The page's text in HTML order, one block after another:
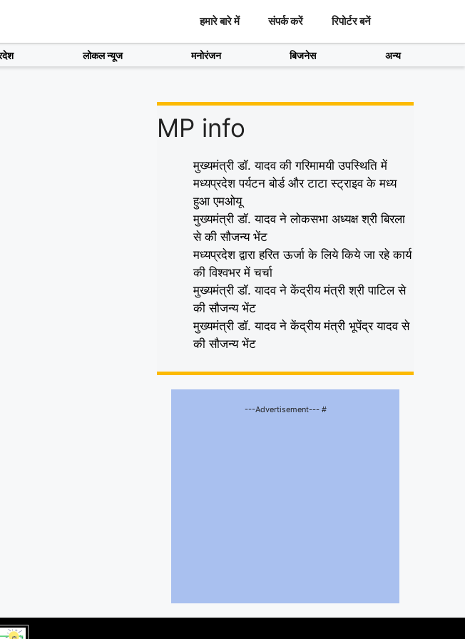
हमारे बारे में संपर्क करें रिपोर्टर बनें
लोकल न्यूज मनोरंजन बिजनेस अन्य
MP info
मुख्यमंत्री डॉ. यादव की गरिमामयी उपस्थिति में
मध्यप्रदेश पर्यटन बोर्ड और टाटा स्ट्राइव के मध्य
हुआ एमओयू
मुख्यमंत्री डॉ. यादव ने लोकसभा अध्यक्ष श्री बिरला
से की सौजन्य भेंट
मध्यप्रदेश द्वारा हरित ऊर्जा के लिये किये जा रहे कार्य
की विश्वभर में चर्चा
मुख्यमंत्री डॉ. यादव ने केंद्रीय मंत्री श्री पाटिल से
की सौजन्य भेंट
मुख्यमंत्री डॉ. यादव ने केंद्रीय मंत्री भूपेंद्र यादव से
की सौजन्य भेंट
---Advertisement--- #